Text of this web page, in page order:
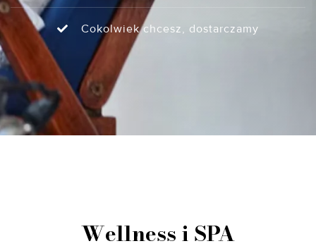
Cokolwiek chcesz, dostarczamy
Wellness i SPA